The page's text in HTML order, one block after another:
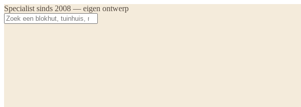
Specialist sinds 2008 — eigen ontwerp